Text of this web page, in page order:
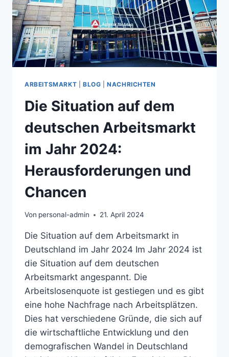
ARBEITSMARKT BLOG |NACHRICHTEN
Die Situation auf dem
deutschen Arbeitsmarkt
im Jahr 2024:
Herausforderungen und
Chancen
Von personal-admin 21. April 2024
Die Situation auf dem Arbeitsmarkt in
Deutschland im Jahr 2024 Im Jahr 2024 ist
die Situation auf dem deutschen
Arbeitsmarkt angespannt. Die
Arbeitslosenquote ist gestiegen und es gibt
eine hohe Nachfrage nach Arbeitsplätzen.
Dies hat verschiedene Gründe, die sich auf
die wirtschaftliche Entwicklung und den
demografischen Wandel in Deutschland